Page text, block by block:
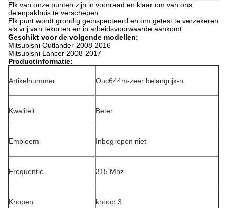
Elk van onze punten zijn in voorraad en klaar om van ons
delenpakhuis te verschepen.
Elk punt wordt grondig geïnspecteerd en om getest te verzekeren
als vrij van tekorten en in arbeidsvoorwaarde aankomt.
Geschikt voor de volgende modellen:
Mitsubishi Outlander 2008-2016
Mitsubishi Lancer 2008-2017
Productinformatie:
Artikelnummer Ouc644m-zeer belangrijk-n
Kwaliteit Beter
Embleem Inbegrepen niet
Frequentie 315 Mhz
Knopen knoop 3